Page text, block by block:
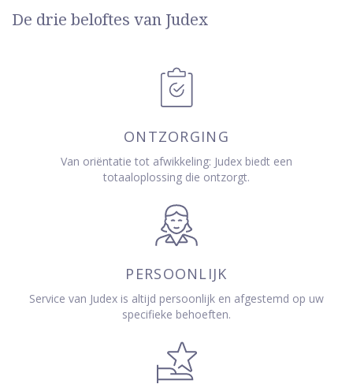
De drie beloftes van Judex
ONTZORGING
Van oriëntatie tot afwikkeling: Judex biedt een
totaaloplossing die ontzorgt.
PERSOONLIJK
Service van Judex is altijd persoonlijk en afgestemd op uw
specifieke behoeften.